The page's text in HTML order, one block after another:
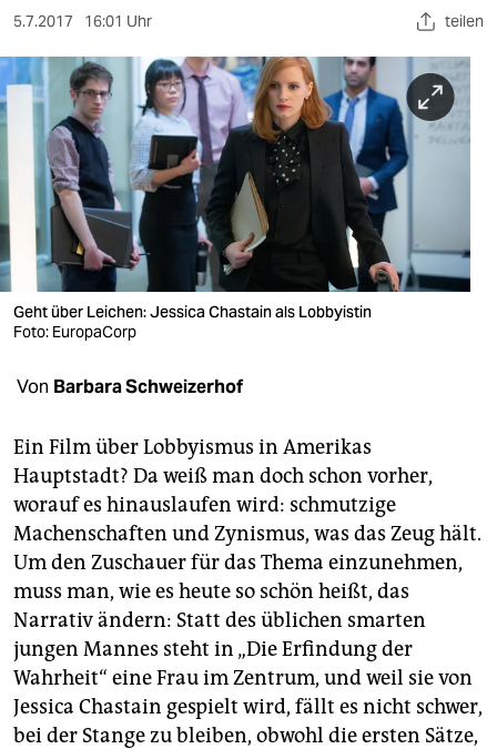
sport
berlin
nord
wahrheit
verlag
verlag
veranstaltungen
shop
unterstützen
abo
genossenschaft
epaper login
5.7.2017 16:01 Uhr teilen
Geht über Leichen: Jessica Chastain als Lobbyistin
Foto: EuropaCorp
Von Barbara Schweizerhof
Ein Film über Lobbyismus in Amerikas
Hauptstadt? Da weiß man doch schon vorher,
worauf es hinauslaufen wird: schmutzige
Machenschaften und Zynismus, was das Zeug hält.
Um den Zuschauer für das Thema einzunehmen,
muss man, wie es heute so schön heißt, das
Narrativ ändern: Statt des üblichen smarten
jungen Mannes steht in „Die Erfindung der
Wahrheit“ eine Frau im Zentrum, und weil sie von
Jessica Chastain gespielt wird, fällt es nicht schwer,
bei der Stange zu bleiben, obwohl die ersten Sätze,